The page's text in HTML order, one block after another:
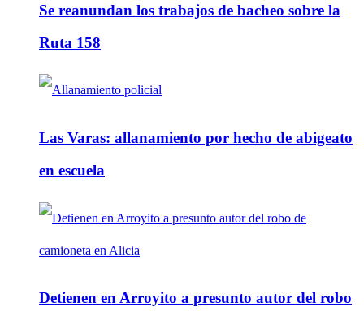
Se reanundan los trabajos de bacheo sobre la
Ruta 158
Las Varas: allanamiento por hecho de abigeato
en escuela
Detienen en Arroyito a presunto autor del robo